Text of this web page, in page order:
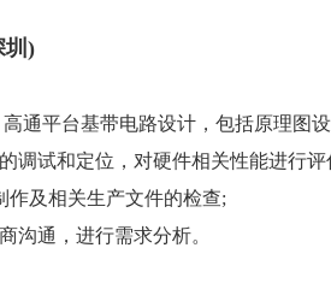
圳)
平台基带电路设计，包括原理图设
试和定位，对硬件相关性能进行评
及相关生产文件的检查;
通，进行需求分析。